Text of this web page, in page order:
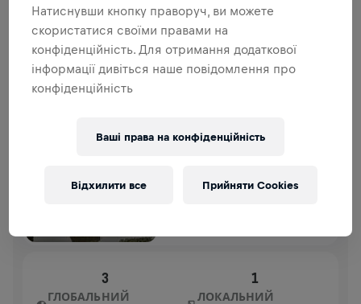
внеску йде на дослідження спинного мозку.
ІСТОРІЯ
WINGS FOR LIFE WORLD RUN
11:00 UTC
3
ГЛОБАЛЬНИЙ
1
ЛОКАЛЬНИЙ
Натиснувши кнопку праворуч, ви можете
скористатися своїми правами на
конфіденційність. Для отримання додаткової
інформації дивіться наше повідомлення про
конфіденційність
Ваші права на конфіденційність
Відхилити все Прийняти Cookies